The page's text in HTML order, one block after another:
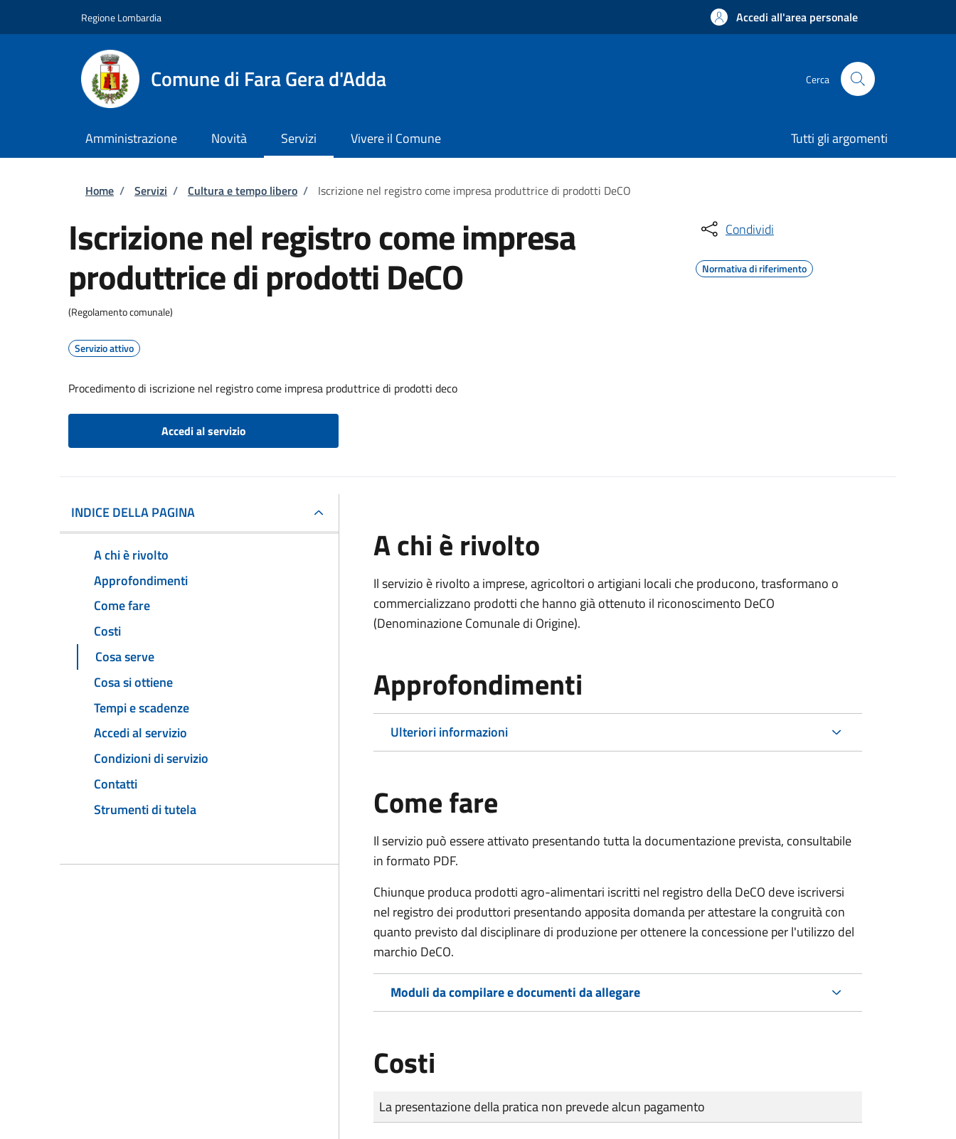
Regione Lombardia Accedi all'area personale
Comune di Fara Gera d'Adda Cerca
Amministrazione Novità Servizi Vivere il Comune Tutti gli argomenti
Briciole di pane
Home / Servizi / Cultura e tempo libero / Iscrizione nel registro come impresa produttrice di prodotti DeCO
Iscrizione nel registro come impresa
produttrice di prodotti DeCO
(Regolamento comunale)
Servizio attivo
Procedimento di iscrizione nel registro come impresa produttrice di prodotti deco
Accedi al servizio
Condividi
Normativa di riferimento
INDICE DELLA PAGINA
A chi è rivolto
Approfondimenti
Come fare
Costi
Cosa serve
Cosa si ottiene
Tempi e scadenze
Accedi al servizio
Condizioni di servizio
Contatti
Strumenti di tutela
A chi è rivolto
Il servizio è rivolto a imprese, agricoltori o artigiani locali che producono, trasformano o
commercializzano prodotti che hanno già ottenuto il riconoscimento DeCO
(Denominazione Comunale di Origine).
Approfondimenti
Ulteriori informazioni
Come fare
Il servizio può essere attivato presentando tutta la documentazione prevista, consultabile
in formato PDF.
Chiunque produca prodotti agro-alimentari iscritti nel registro della DeCO deve iscriversi
nel registro dei produttori presentando apposita domanda per attestare la congruità con
quanto previsto dal disciplinare di produzione per ottenere la concessione per l'utilizzo del
marchio DeCO.
Moduli da compilare e documenti da allegare
Costi
Tipo di pagamento
Importo
La presentazione della pratica non prevede alcun pagamento